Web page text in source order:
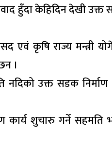
हुँदा केहिदिन देखी उक्त
एवं कृषि राज्य मन्त्री
।
नदिको उक्त सडक
शुचारु गर्ने सहमति